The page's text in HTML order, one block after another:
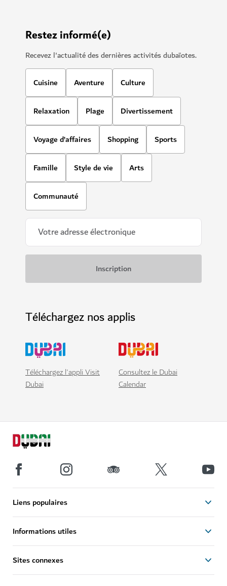
Restez informé(e)
Recevez l'actualité des dernières activités dubaïotes.
Cuisine Aventure Culture
Relaxation Plage Divertissement
Voyage d’affaires Shopping Sports
Famille Style de vie Arts
Communauté
Téléchargez nos applis
Téléchargez l'appli Visit
Dubai
Consultez le Dubai
Calendar
Liens populaires
Informations utiles
Sites connexes